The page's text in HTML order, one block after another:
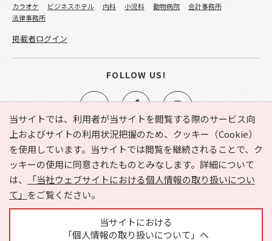
当サイトでは、利用者が当サイトを閲覧する際のサービス向
上およびサイトの利用状況把握のため、クッキー（Cookie）
を使用しています。当サイトでは閲覧を継続されることで、ク
ッキーの使用に同意されたものとみなします。詳細について
は、
「当社ウェブサイトにおける個人情報の取り扱いについ
て」 をご覧ください。
当サイトにおける
「個人情報の取り扱いについて」へ
e-NAVITA（イーナビタ）とは？ お気に入り
ヘルプ
利用規約
個人情報の取り扱いについて
運営会社
サイトマップ
広告掲載に関するお問い合わせ
カラオケ
ビジネスホテル 内科 小児科 動物病院
会計事務所
法律事務所
掲載者ログイン
FOLLOW US!